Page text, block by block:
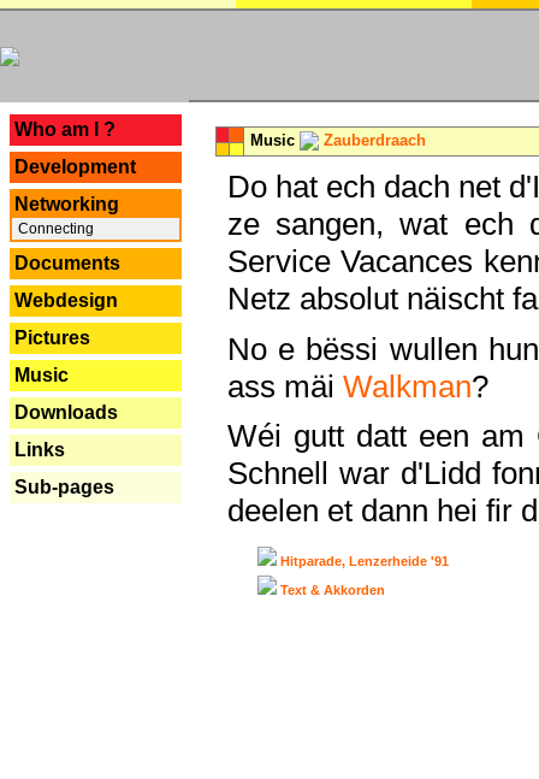
Who am I ?
Development
Networking
Connecting
Documents
Webdesign
Pictures
Music
Downloads
Links
Sub-pages
Music Zauberdraach
Do hat ech dach net
ze sangen, wat ech
Service Vacances
Netz absolut näischt
No e bëssi wullen
ass mäi Walkman?
Wéi gutt datt een am
Schnell war d'Lidd
deelen et dann hei fir
Hitparade, Lenzerheide '91
Text & Akkorden